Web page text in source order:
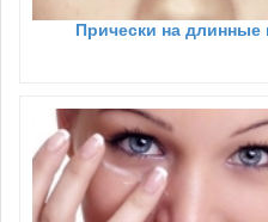
Прически на